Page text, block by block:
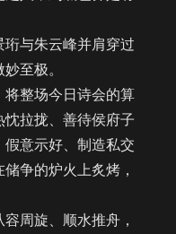
与朱云峰并肩穿过
至极。
整场今日诗会的算
拉拢、善待侯府子
意示好、制造私交
争的炉火上炙烤，
周旋、顺水推舟，